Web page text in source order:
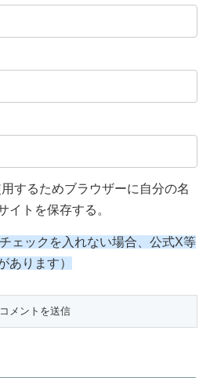
するためブラウザーに自分の名
イトを保存する。
ェックを入れない場合、公式X等
あります）